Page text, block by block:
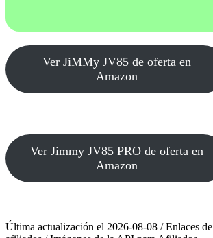
Ver JiMMy JV85 de oferta en
Amazon
Ver Jimmy JV85 PRO de oferta en
Amazon
Última actualización el 2026-08-08 / Enlaces de